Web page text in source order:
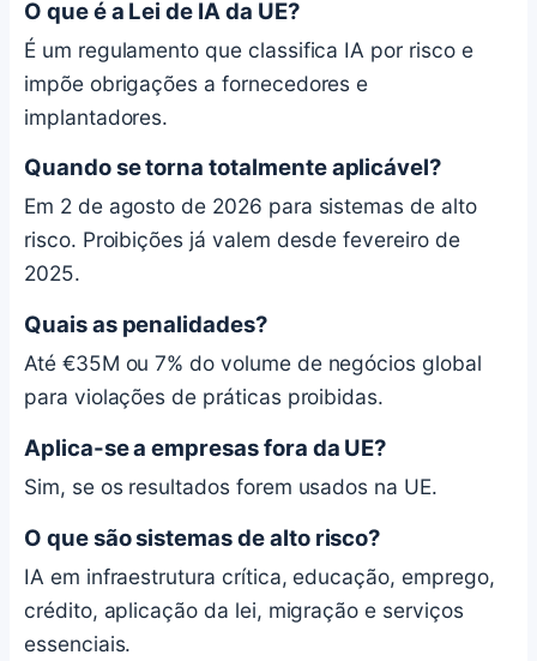
O que é a Lei de IA da UE?
É um regulamento que classifica IA por risco e
impõe obrigações a fornecedores e
implantadores.
Quando se torna totalmente aplicável?
Em 2 de agosto de 2026 para sistemas de alto
risco. Proibições já valem desde fevereiro de
2025.
Quais as penalidades?
Até €35M ou 7% do volume de negócios global
para violações de práticas proibidas.
Aplica-se a empresas fora da UE?
Sim, se os resultados forem usados na UE.
O que são sistemas de alto risco?
IA em infraestrutura crítica, educação, emprego,
crédito, aplicação da lei, migração e serviços
essenciais.